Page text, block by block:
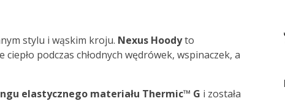
stylu i wąskim kroju. Nexus Hoodyto
podczas chłodnych wędrówek, wspinaczek, a
elastycznego materiału Thermic™ G i została